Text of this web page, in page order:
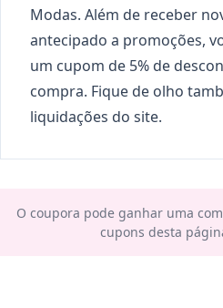
Modas. Além de receber
antecipado a promoções,
um cupom de 5% de
compra. Fique de olho
liquidações do site.
O coupora pode ganhar uma
cupons desta